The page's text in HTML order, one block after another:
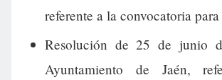
referente a la convocatoria
Resolución de 25 de junio
Ayuntamiento de Jaén,